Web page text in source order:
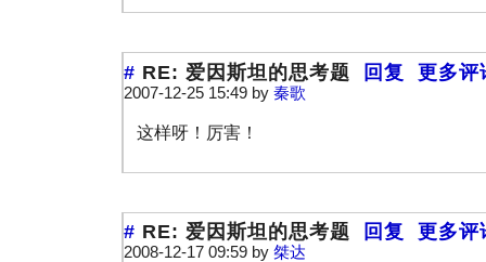
# RE: 爱因斯坦的思考题 回复 更多评
2007-12-25 15:49 by 秦歌
这样呀！厉害！
# RE: 爱因斯坦的思考题 回复 更多评
2008-12-17 09:59 by 桀达